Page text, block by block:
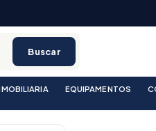
Buscar
EQUIPAMENTOS